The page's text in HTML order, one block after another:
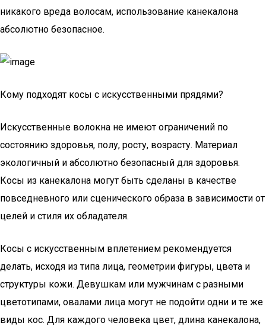
никакого вреда волосам, использование канекалона
абсолютно безопасное.
Кому подходят косы с искусственными прядями?
Искусственные волокна не имеют ограничений по
состоянию здоровья, полу, росту, возрасту. Материал
экологичный и абсолютно безопасный для здоровья.
Косы из канекалона могут быть сделаны в качестве
повседневного или сценического образа в зависимости от
целей и стиля их обладателя.
Косы с искусственным вплетением рекомендуется
делать, исходя из типа лица, геометрии фигуры, цвета и
структуры кожи. Девушкам или мужчинам с разными
цветотипами, овалами лица могут не подойти одни и те же
виды кос. Для каждого человека цвет, длина канекалона,